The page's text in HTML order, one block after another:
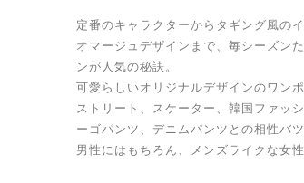
定番のキャラクターからタギング風の
オマージュデザインまで、毎シーズン
ンが人気の秘訣。
可愛らしいオリジナルデザインのワン
ストリート、スケーター、韓国ファッ
ーゴパンツ、デニムパンツとの相性バツ
男性にはもちろん、メンズライクな女